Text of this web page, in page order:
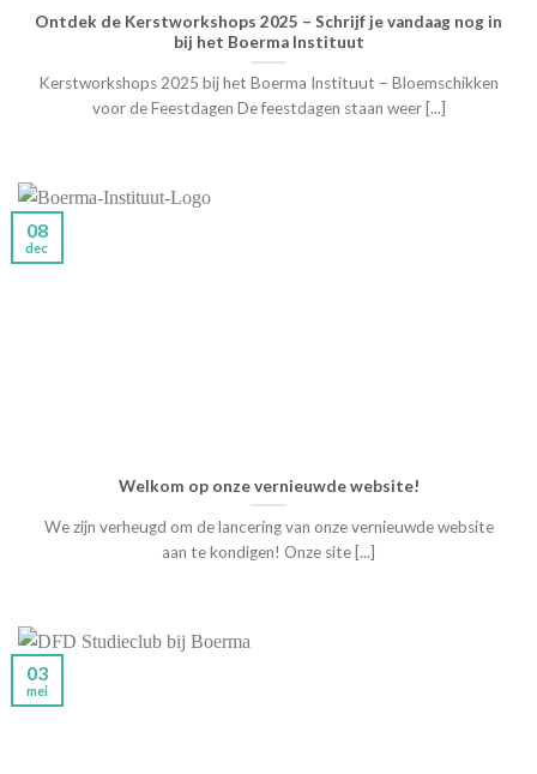
Ontdek de Kerstworkshops 2025 – Schrijf je vandaag nog in
bij het Boerma Instituut
Kerstworkshops 2025 bij het Boerma Instituut – Bloemschikken
voor de Feestdagen De feestdagen staan weer [...]
Welkom op onze vernieuwde website!
We zijn verheugd om de lancering van onze vernieuwde website
aan te kondigen! Onze site [...]
08
dec
03
mei